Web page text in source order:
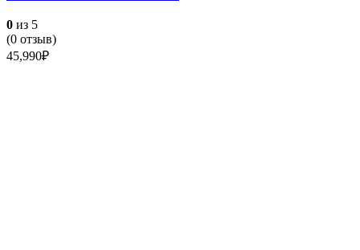
0 из 5
(0 отзыв)
45,990₽